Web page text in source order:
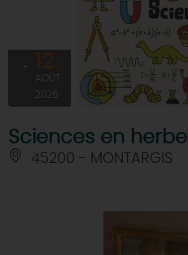
12
AOÛT
2026
Sciences en herbe
45200 - MONTARGIS